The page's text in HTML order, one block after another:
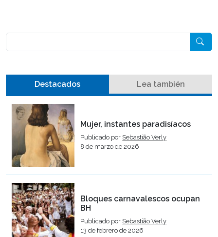
Destacados Lea también
Mujer, instantes paradisíacos
Publicado por Sebastião Verly
8 de marzo de 2026
Bloques carnavalescos ocupan
BH
Publicado por Sebastião Verly
13 de febrero de 2026